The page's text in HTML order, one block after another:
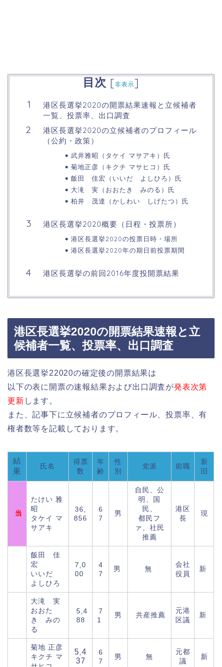
目次 [非表示]
港区長選挙2020の開票結果速報と立候補者
一覧、投票率、出口調査
港区長選挙2020の立候補者のプロフィール
（公約・政策）
武井雅昭（タケイ マサアキ）氏
菊地正彦（キクチ マサヒコ）氏
飯田 佳宏（いいだ よしひろ）氏
大滝 実（おおたき みのる）氏
柏井 茂達（かしわい しげたつ）氏
港区長選挙2020概要（日程・投票所）
港区長選挙2020の投票日時・場所
港区長選挙2020年の期日前投票期間
港区長選挙の前回2016年度投開票結果
港区長選挙2020の開票結果速報と立
候補者一覧、投票率、出口調査
港区長選挙22020の確定後の開票結果は
以下の表に開票の速報結果および出口調査が発表次第
更新 します。
また、記事下に立候補者のプロフィール、投票率、有
権者数等を記載しております。
結
果
氏名
得票
数
年
齢
性
別
党派 前職
新
旧
当
たけい 雅
昭
タケイ マ
サアキ
36,
856
6
7
男
自民、公
明、国
民、
都民フ
ァ、社民
推薦
港区
長
現
飯田 佳
宏
いいだ
よしひろ
7,0
00
4
7
男 無
会社
役員
新
大滝 実
おおた
き みの
る
5,4
88
7
1
男 共産推薦
元港
区議
新
菊地 正彦
キクチ マ
5 4
37
6
7
男 無
元都
議
新